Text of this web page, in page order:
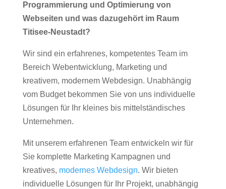
Programmierung und Optimierung von
Webseiten und was dazugehört im Raum
Titisee-Neustadt?
Wir sind ein erfahrenes, kompetentes Team im
Bereich Webentwicklung, Marketing und
kreativem, modernem Webdesign. Unabhängig
vom Budget bekommen Sie von uns individuelle
Lösungen für Ihr kleines bis mittelständisches
Unternehmen.
Mit unserem erfahrenen Team entwickeln wir für
Sie komplette Marketing Kampagnen und
kreatives, modernes Webdesign. Wir bieten
individuelle Lösungen für Ihr Projekt, unabhängig